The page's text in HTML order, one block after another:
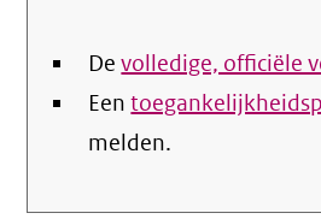
Devolledige, officiële
Een
melden.